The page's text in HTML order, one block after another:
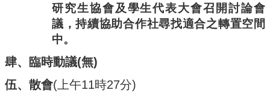
研究生協會及學生代表大會召開討論會
議，持續協助合作社尋找適合之轉置空間
中。
肆、 臨時動議(無)
伍、散會( 上午11時27分)